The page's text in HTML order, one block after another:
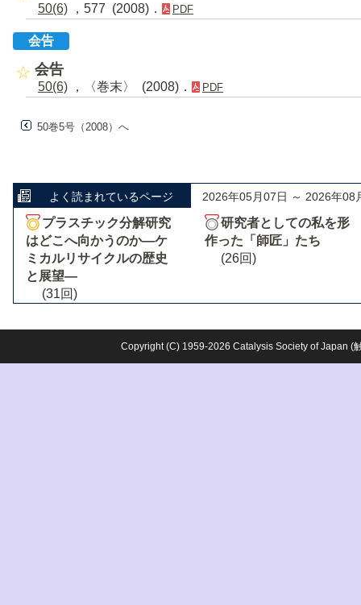
50(6) ，577 (2008)． PDF
会告
会告
50(6) ，〈巻末〉 (2008)． PDF
50巻5号（2008）へ
よく読まれているページ 2026年05月07日 ～ 2026年08
プラスチック分解研究
はどこへ向かうのか―ケ
ミカルリサイクルの歴史
と展望―
(31回)
研究者としての私を形
作った「師匠」たち
(26回)
Copyright (C) 1959-2026 Catalysis Society of Japan (